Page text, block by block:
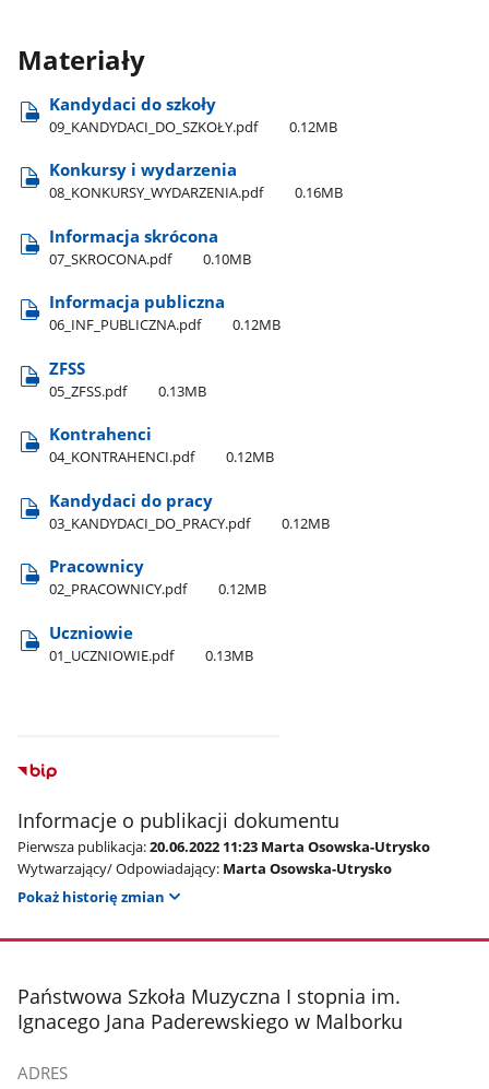
Materiały
Kandydaci do szkoły
09​_KANDYDACI​_DO​_SZKOŁY.pdf 0.12MB
Konkursy i wydarzenia
08​_KONKURSY​_WYDARZENIA.pdf 0.16MB
Informacja skrócona
07​_SKROCONA.pdf 0.10MB
Informacja publiczna
06​_INF​_PUBLICZNA.pdf 0.12MB
ZFSS
05​_ZFSS.pdf 0.13MB
Kontrahenci
04​_KONTRAHENCI.pdf 0.12MB
Kandydaci do pracy
03​_KANDYDACI​_DO​_PRACY.pdf 0.12MB
Pracownicy
02​_PRACOWNICY.pdf 0.12MB
Uczniowie
01​_UCZNIOWIE.pdf 0.13MB
Informacje o publikacji dokumentu
Pierwsza publikacja:20.06.2022 11:23 Marta Osowska-Utrysko
Wytwarzający/ Odpowiadający: Marta Osowska-Utrysko
Pokaż historię zmian
stopka
Państwowa Szkoła Muzyczna I stopnia im.
Ignacego Jana Paderewskiego w Malborku
ADRES